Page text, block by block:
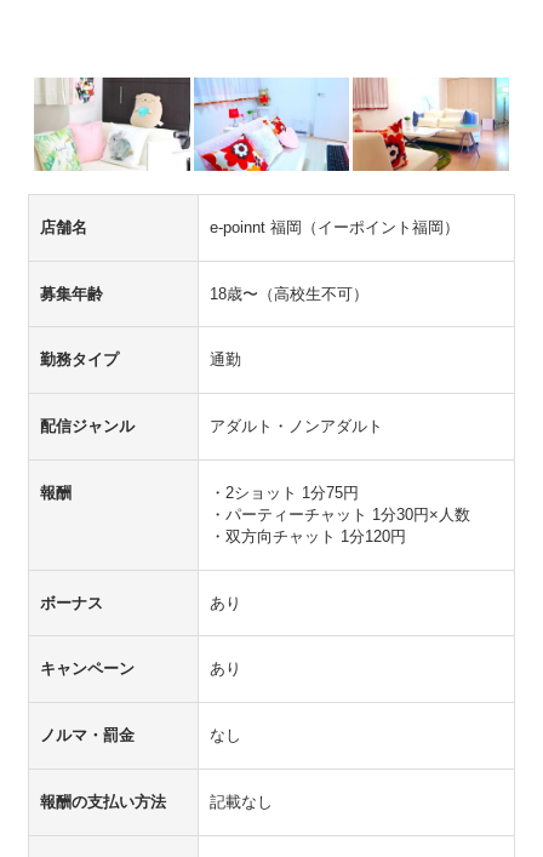
店舗名 e-poinnt 福岡（イーポイント福岡）
募集年齢 18歳〜（高校生不可）
勤務タイプ 通勤
配信ジャンル アダルト・ノンアダルト
報酬
・2ショット 1分75円
・パーティーチャット 1分30円×人数
・双方向チャット 1分120円
ボーナス あり
キャンペーン あり
ノルマ・罰金 なし
報酬の支払い方法 記載なし